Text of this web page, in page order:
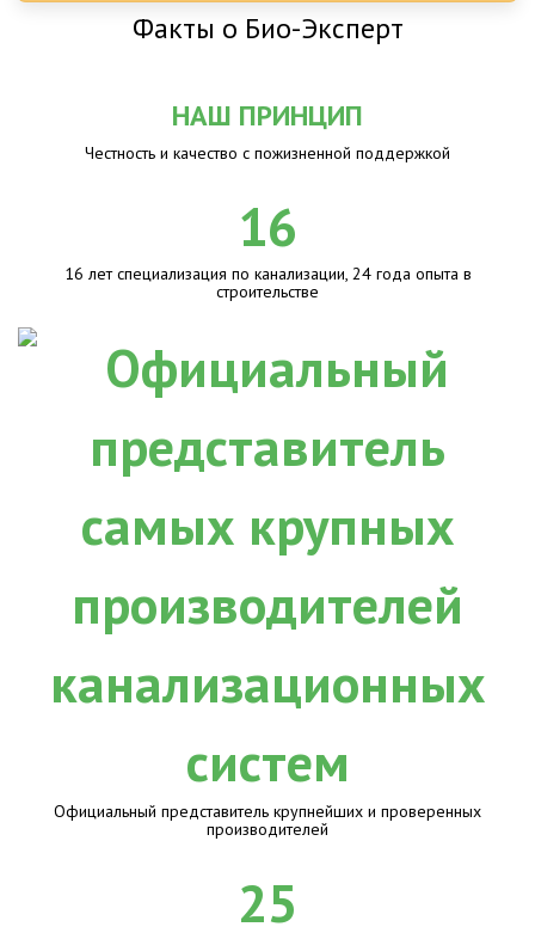
Факты о Био-Эксперт
НАШ ПРИНЦИП
Честность и качество с пожизненной поддержкой
16
16 лет специализация по канализации, 24 года опыта в
строительстве
Официальный представитель крупнейших и проверенных
производителей
25